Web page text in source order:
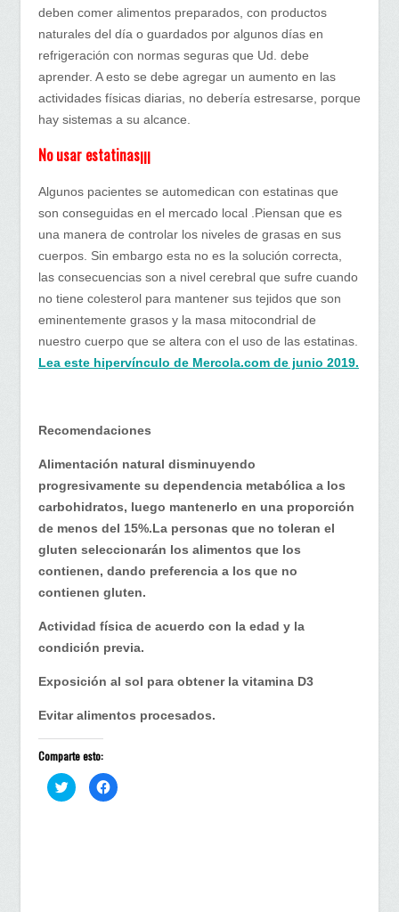
deben comer alimentos preparados, con productos
naturales del día o guardados por algunos días en
refrigeración con normas seguras que Ud. debe
aprender. A esto se debe agregar un aumento en las
actividades físicas diarias, no debería estresarse, porque
hay sistemas a su alcance.
No usar estatinas¡¡¡
Algunos pacientes se automedican con estatinas que
son conseguidas en el mercado local .Piensan que es
una manera de controlar los niveles de grasas en sus
cuerpos. Sin embargo esta no es la solución correcta,
las consecuencias son a nivel cerebral que sufre cuando
no tiene colesterol para mantener sus tejidos que son
eminentemente grasos y la masa mitocondrial de
nuestro cuerpo que se altera con el uso de las estatinas.
Lea este hipervínculo de Mercola.com de junio 2019.
Recomendaciones
Alimentación natural disminuyendo
progresivamente su dependencia metabólica a los
carbohidratos, luego mantenerlo en una proporción
de menos del 15%.La personas que no toleran el
gluten seleccionarán los alimentos que los
contienen, dando preferencia a los que no
contienen gluten.
Actividad física de acuerdo con la edad y la
condición previa.
Exposición al sol para obtener la vitamina D3
Evitar alimentos procesados.
Comparte esto:
H
a
H
a